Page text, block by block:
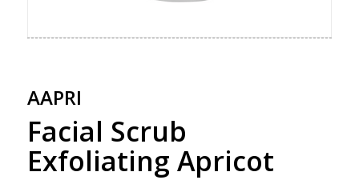
AAPRI
Facial Scrub
Exfoliating Apricot